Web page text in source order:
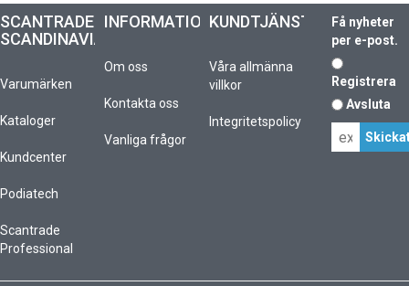
SCANTRADE
SCANDINAVIA
Varumärken
Kataloger
Kundcenter
Podiatech
Scantrade
Professional
INFORMATION
Om oss
Kontakta oss
Vanliga frågor
KUNDTJÄNST
Våra allmänna
villkor
Integritetspolicy
Få nyheter
per e-post.
Registrera
Avsluta